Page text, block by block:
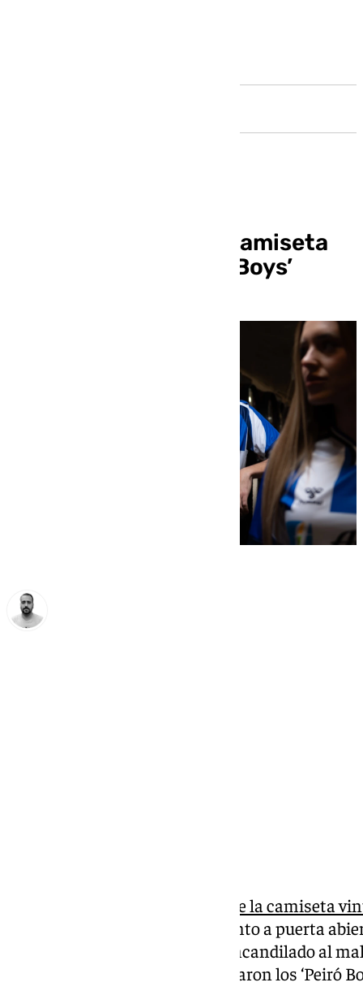
El Málaga lanza una camiseta
vintage de los ‘Peiró Boys’
expectación ante la camiseta
este martes tras el entrenamiento a puerta
que la prenda blanquiazul ha encandilado al
‘réplica’ de la camiseta que portaron los ‘Peiró